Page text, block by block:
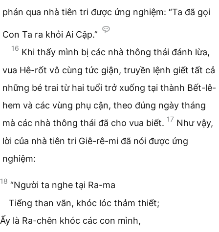
phán qua nhà tiên tri được ứng nghiệm: “Ta đã gọi
Con Ta ra khỏi Ai Cập.”
16 Khi thấy mình bị các nhà thông thái đánh lừa,
vua Hê-rốt vô cùng tức giận, truyền lệnh giết tất cả
những bé trai từ hai tuổi trở xuống tại thành Bết-lê-
hem và các vùng phụ cận, theo đúng ngày tháng
mà các nhà thông thái đã cho vua biết. 17 Như vậy,
lời của nhà tiên tri Giê-rê-mi đã nói được ứng
nghiệm:
18 “Người ta nghe tại Ra-ma
Tiếng than vãn, khóc lóc thảm thiết;
Ấy là Ra-chên khóc các con mình,